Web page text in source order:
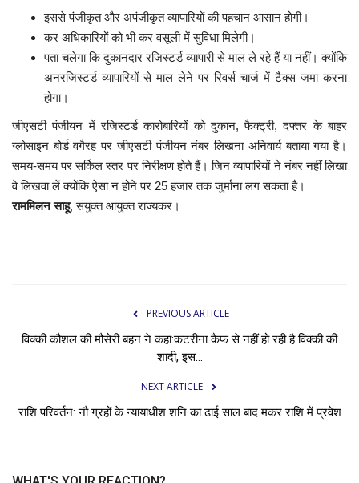
इससे पंजीकृत और अपंजीकृत व्यापारियों की पहचान आसान होगी।
कर अधिकारियों को भी कर वसूली में सुविधा मिलेगी।
पता चलेगा कि दुकानदार रजिस्टर्ड व्यापारी से माल ले रहे हैं या नहीं। क्योंकि
अनरजिस्टर्ड व्यापारियों से माल लेने पर रिवर्स चार्ज में टैक्स जमा करना
होगा।
जीएसटी पंजीयन में रजिस्टर्ड कारोबारियों को दुकान, फैक्ट्री, दफ्तर के बाहर
ग्लोसाइन बोर्ड वगैरह पर जीएसटी पंजीयन नंबर लिखना अनिवार्य बताया गया है।
समय-समय पर सर्किल स्तर पर निरीक्षण होते हैं। जिन व्यापारियों ने नंबर नहीं लिखा
वे लिखवा लें क्योंकि ऐसा न होने पर 25 हजार तक जुर्माना लग सकता है।
राममिलन साहू, संयुक्त आयुक्त राज्यकर।
PREVIOUS ARTICLE
विक्की कौशल की मौसेरी बहन ने कहा:कटरीना कैफ से नहीं हो रही है विक्की की
शादी, इस...
NEXT ARTICLE
राशि परिवर्तन: नौ ग्रहों के न्यायाधीश शनि का ढाई साल बाद मकर राशि में प्रवेश